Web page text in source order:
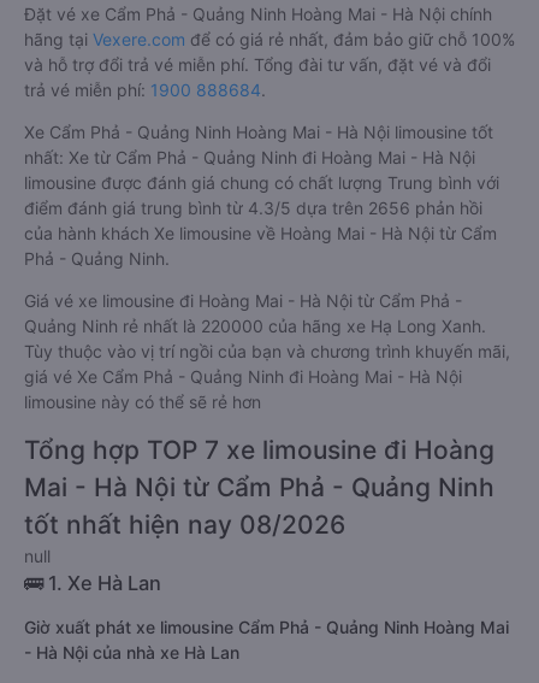
Đặt vé xe Cẩm Phả - Quảng Ninh Hoàng Mai - Hà Nội chính
hãng tại Vexere.com để có giá rẻ nhất, đảm bảo giữ chỗ 100%
và hỗ trợ đổi trả vé miễn phí. Tổng đài tư vấn, đặt vé và đổi
trả vé miễn phí: 1900 888684.
Xe Cẩm Phả - Quảng Ninh Hoàng Mai - Hà Nội limousine tốt
nhất: Xe từ Cẩm Phả - Quảng Ninh đi Hoàng Mai - Hà Nội
limousine được đánh giá chung có chất lượng Trung bình với
điểm đánh giá trung bình từ 4.3/5 dựa trên 2656 phản hồi
của hành khách Xe limousine về Hoàng Mai - Hà Nội từ Cẩm
Phả - Quảng Ninh.
Giá vé xe limousine đi Hoàng Mai - Hà Nội từ Cẩm Phả -
Quảng Ninh rẻ nhất là 220000 của hãng xe Hạ Long Xanh.
Tùy thuộc vào vị trí ngồi của bạn và chương trình khuyến mãi,
giá vé Xe Cẩm Phả - Quảng Ninh đi Hoàng Mai - Hà Nội
limousine này có thể sẽ rẻ hơn
Tổng hợp TOP 7 xe limousine đi Hoàng
Mai - Hà Nội từ Cẩm Phả - Quảng Ninh
tốt nhất hiện nay 08/2026
null
🚌 1. Xe Hà Lan
Giờ xuất phát xe limousine Cẩm Phả - Quảng Ninh Hoàng Mai
- Hà Nội của nhà xe Hà Lan